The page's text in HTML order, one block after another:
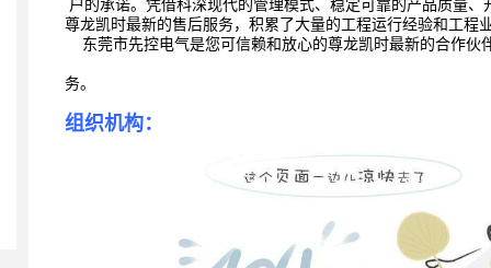
户的承诺。凭借科深现代的管理模式、稳定可靠的产品质量、
尊龙凯时最新的售后服务，积累了大量的工程运行经验和 工程
东莞市先控电气是您可信赖和放心的尊龙凯时最新的合作
务。
组织机构：